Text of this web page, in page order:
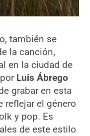
también se
la canción,
en la ciudad de
Luis Ábrego
grabar en esta
reflejar el género
y pop. Es
de este estilo